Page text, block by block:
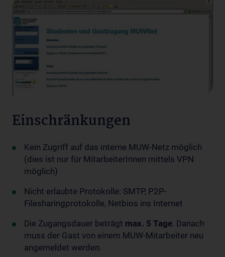
Einschränkungen
Kein Zugriff auf das interne MUW-Netz möglich
(dies ist nur für MitarbeiterInnen mittels VPN
möglich)
Nicht erlaubte Protokolle: SMTP, P2P-
Filesharingprotokolle, Netbios ins Internet
Die Zugangsdauer beträgt max. 5 Tage. Danach
muss der Gast von einem MUW-Mitarbeiter neu
angemeldet werden.